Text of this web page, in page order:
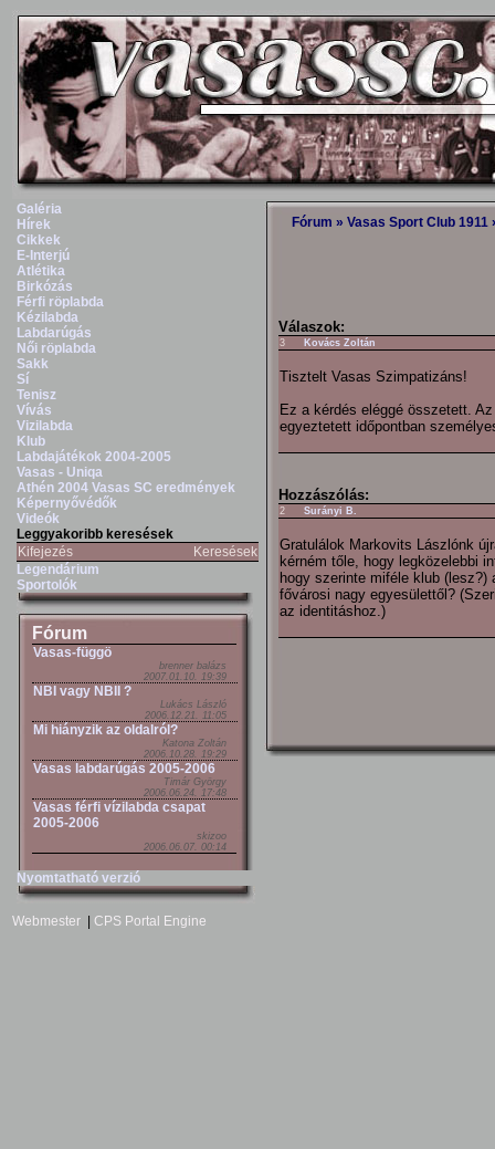
Galéria
Hírek
Cikkek
E-Interjú
Atlétika
Birkózás
Férfi röplabda
Kézilabda
Labdarúgás
Női röplabda
Sakk
Sí
Tenisz
Vívás
Vizilabda
Klub
Labdajátékok 2004-2005
Vasas - Uniqa
Athén 2004 Vasas SC eredmények
Képernyővédők
Videók
Leggyakoribb keresések
Kifejezés
Keresések
Legendárium
Sportolók
Fórum
Vasas-függö
brenner balázs
2007.01.10. 19:39
NBI vagy NBII ?
Lukács László
2006.12.21. 11:05
Mi hiányzik az oldalról?
Katona Zoltán
2006.10.28. 19:29
Vasas labdarúgás 2005-2006
Timár György
2006.06.24. 17:48
Vasas férfi vízilabda csapat
2005-2006
skizoo
2006.06.07. 00:14
Nyomtatható verzió
Fórum » Vasas Sport Club 1911
Válaszok:
3 Kovács Zoltán
Tisztelt Vasas Szimpatizáns!
Ez a kérdés eléggé összetett.
egyeztetett időpontban
Hozzászólás:
2 Surányi B.
Gratulálok Markovits Lászlónk
kérném tőle, hogy legközelebbi
hogy szerinte miféle klub
fővárosi nagy egyesülettől?
az identitáshoz.)
Webmester CPS Portal Engine